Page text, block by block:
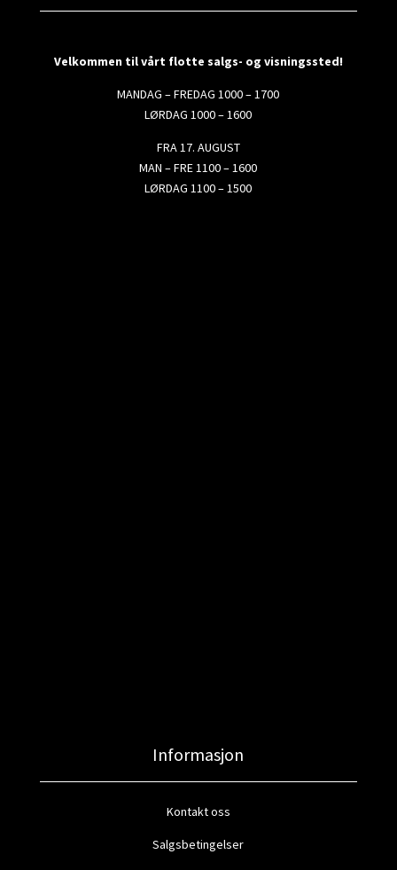
Velkommen til vårt flotte salgs- og visningssted!
MANDAG – FREDAG 1000 – 1700
LØRDAG 1000 – 1600
FRA 17. AUGUST
MAN – FRE 1100 – 1600
LØRDAG 1100 – 1500
Informasjon
Kontakt oss
Salgsbetingelser